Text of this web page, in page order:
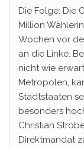
Die Folge: Die
Million
Wochen vor
an die Linke.
nicht wie
Metropolen,
Stadtstaaten
besonders
Christian
Direktmandat